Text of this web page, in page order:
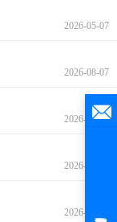
2026-05-07
2026-08-07
2026-08-07
2026-08-07
2026-08-07